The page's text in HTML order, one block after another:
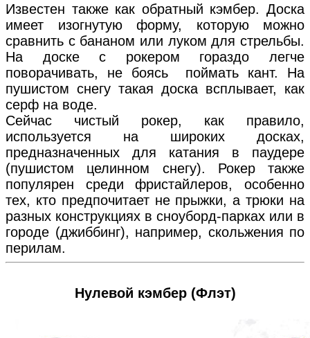
Известен также как обратный кэмбер. Доска
имеет изогнутую форму, которую можно
сравнить с бананом или луком для стрельбы.
На доске с рокером гораздо легче
поворачивать, не боясь поймать кант. На
пушистом снегу такая доска всплывает, как
серф на воде.
Сейчас чистый рокер, как правило,
используется на широких досках,
предназначенных для катания в паудере
(пушистом целинном снегу). Рокер также
популярен среди фристайлеров, особенно
тех, кто предпочитает не прыжки, а трюки на
разных конструкциях в сноуборд-парках или в
городе (джиббинг), например, скольжения по
перилам.
Нулевой кэмбер (Флэт)